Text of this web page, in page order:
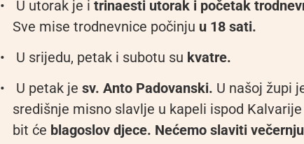
•
U utorak je i trinaesti utorak i početak
Sve mise trodnevnice počinju u 18 sati.
•
U srijedu, petak i subotu su kvatre.
•
U petak je sv. Anto Padovanski. U našoj župi
središnje misno slavlje u kapeli ispod
bit će blagoslov djece. Nećemo slaviti